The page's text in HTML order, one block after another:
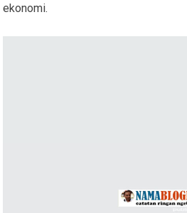
ekonomi.